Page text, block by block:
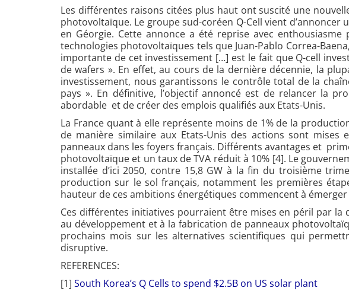
Les différentes raisons citées plus haut ont suscité une
photovoltaïque. Le groupe sud-coréen Q-Cell vient
en Géorgie. Cette annonce a été reprise avec enthousiasme
technologies photovoltaïques tels que Juan-Pablo Correa-
importante de cet investissement […] est le fait que Q-cell
de wafers ». En effet, au cours de la dernière décennie, la
investissement, nous garantissons le contrôle total de la
pays ». En définitive, l’objectif annoncé est de relancer la
abordable et de créer des emplois qualifiés aux Etats-Unis.
La France quant à elle représente moins de 1% de la
de manière similaire aux Etats-Unis des actions sont
panneaux dans les foyers français. Différents avantages et
photovoltaïque et un taux de TVA réduit à 10% [4]. Le
installée d’ici 2050, contre 15,8 GW à la fin du troisième
production sur le sol français, notamment les premières
hauteur de ces ambitions énergétiques commencent à
Ces différentes initiatives pourraient être mises en péril par
au développement et à la fabrication de panneaux
prochains mois sur les alternatives scientifiques qui
disruptive.
REFERENCES:
[1] South Korea’s Q Cells to spend $2.5B on US solar plant